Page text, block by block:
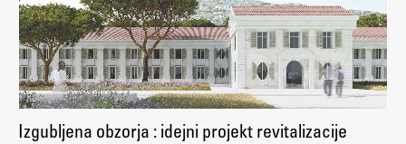
Izgubljena obzorja : idejni projekt revitalizacije